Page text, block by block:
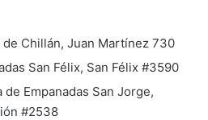
de Chillán, Juan Martínez 730
San Félix, San Félix #3590
de Empanadas San Jorge,
#2538